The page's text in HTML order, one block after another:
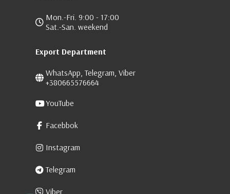
Mon.-Fri. 9:00 - 17:00
Sat.-San. weekend
Export Department
WhatsApp, Telegram, Viber
+380665576664
YouTube
Facebbok
Instagram
Telegram
Viber